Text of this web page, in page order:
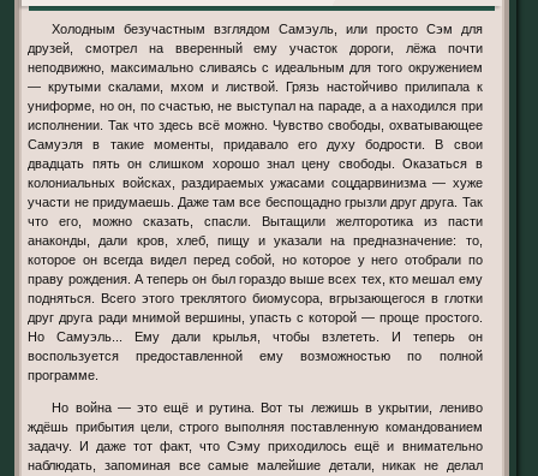
Холодным безучастным взглядом Самэуль, или просто Сэм для
друзей, смотрел на вверенный ему участок дороги, лёжа почти
неподвижно, максимально сливаясь с идеальным для того окружением
— крутыми скалами, мхом и листвой. Грязь настойчиво прилипала к
униформе, но он, по счастью, не выступал на параде, а а находился при
исполнении. Так что здесь всё можно. Чувство свободы, охватывающее
Самуэля в такие моменты, придавало его духу бодрости. В свои
двадцать пять он слишком хорошо знал цену свободы. Оказаться в
колониальных войсках, раздираемых ужасами соцдарвинизма — хуже
участи не придумаешь. Даже там все беспощадно грызли друг друга. Так
что его, можно сказать, спасли. Вытащили желторотика из пасти
анаконды, дали кров, хлеб, пищу и указали на предназначение: то,
которое он всегда видел перед собой, но которое у него отобрали по
праву рождения. А теперь он был гораздо выше всех тех, кто мешал ему
подняться. Всего этого треклятого биомусора, вгрызающегося в глотки
друг друга ради мнимой вершины, упасть с которой — проще простого.
Но Самуэль... Ему дали крылья, чтобы взлететь. И теперь он
воспользуется предоставленной ему возможностью по полной
программе.
Но война — это ещё и рутина. Вот ты лежишь в укрытии, лениво
ждёшь прибытия цели, строго выполняя поставленную командованием
задачу. И даже тот факт, что Сэму приходилось ещё и внимательно
наблюдать, запоминая все самые малейшие детали, никак не делал